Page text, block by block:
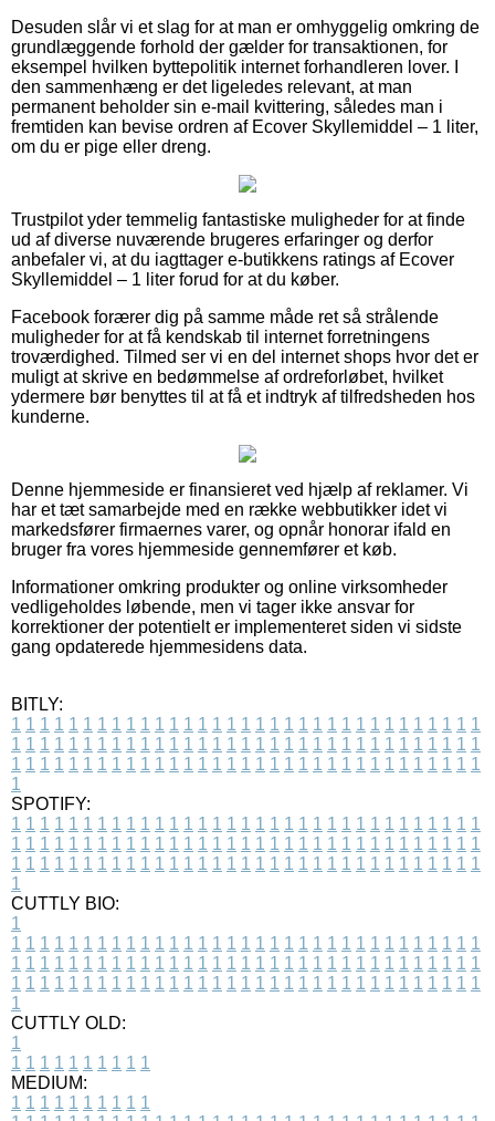
Desuden slår vi et slag for at man er omhyggelig omkring de
grundlæggende forhold der gælder for transaktionen, for
eksempel hvilken byttepolitik internet forhandleren lover. I
den sammenhæng er det ligeledes relevant, at man
permanent beholder sin e-mail kvittering, således man i
fremtiden kan bevise ordren af Ecover Skyllemiddel – 1 liter,
om du er pige eller dreng.
Trustpilot yder temmelig fantastiske muligheder for at finde
ud af diverse nuværende brugeres erfaringer og derfor
anbefaler vi, at du iagttager e-butikkens ratings af Ecover
Skyllemiddel – 1 liter forud for at du køber.
Facebook forærer dig på samme måde ret så strålende
muligheder for at få kendskab til internet forretningens
troværdighed. Tilmed ser vi en del internet shops hvor det er
muligt at skrive en bedømmelse af ordreforløbet, hvilket
ydermere bør benyttes til at få et indtryk af tilfredsheden hos
kunderne.
Denne hjemmeside er finansieret ved hjælp af reklamer. Vi
har et tæt samarbejde med en række webbutikker idet vi
markedsfører firmaernes varer, og opnår honorar ifald en
bruger fra vores hjemmeside gennemfører et køb.
Informationer omkring produkter og online virksomheder
vedligeholdes løbende, men vi tager ikke ansvar for
korrektioner der potentielt er implementeret siden vi sidste
gang opdaterede hjemmesidens data.
BITLY:
1 1 1 1 1 1 1 1 1 1 1 1 1 1 1 1 1 1 1 1 1 1 1 1 1 1 1 1 1 1 1 1 1
1 1 1 1 1 1 1 1 1 1 1 1 1 1 1 1 1 1 1 1 1 1 1 1 1 1 1 1 1 1 1 1 1
1 1 1 1 1 1 1 1 1 1 1 1 1 1 1 1 1 1 1 1 1 1 1 1 1 1 1 1 1 1 1 1 1
1
SPOTIFY:
1 1 1 1 1 1 1 1 1 1 1 1 1 1 1 1 1 1 1 1 1 1 1 1 1 1 1 1 1 1 1 1 1
1 1 1 1 1 1 1 1 1 1 1 1 1 1 1 1 1 1 1 1 1 1 1 1 1 1 1 1 1 1 1 1 1
1 1 1 1 1 1 1 1 1 1 1 1 1 1 1 1 1 1 1 1 1 1 1 1 1 1 1 1 1 1 1 1 1
1
CUTTLY BIO:
1
1 1 1 1 1 1 1 1 1 1 1 1 1 1 1 1 1 1 1 1 1 1 1 1 1 1 1 1 1 1 1 1 1
1 1 1 1 1 1 1 1 1 1 1 1 1 1 1 1 1 1 1 1 1 1 1 1 1 1 1 1 1 1 1 1 1
1 1 1 1 1 1 1 1 1 1 1 1 1 1 1 1 1 1 1 1 1 1 1 1 1 1 1 1 1 1 1 1 1
1
CUTTLY OLD:
1
1 1 1 1 1 1 1 1 1 1
MEDIUM:
1 1 1 1 1 1 1 1 1 1